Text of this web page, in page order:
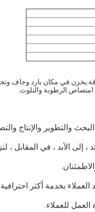
في مكان بارد وجاف
الرطوبة والتلوث.